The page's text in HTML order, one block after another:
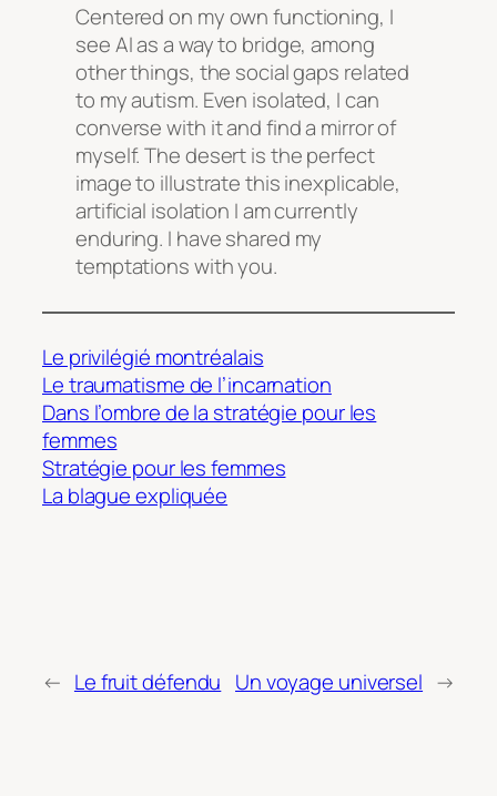
Centered on my own functioning, I
see AI as a way to bridge, among
other things, the social gaps related
to my autism. Even isolated, I can
converse with it and find a mirror of
myself. The desert is the perfect
image to illustrate this inexplicable,
artificial isolation I am currently
enduring. I have shared my
temptations with you.
Le privilégié montréalais
Le traumatisme de l’incarnation
Dans l’ombre de la stratégie pour les
femmes
Stratégie pour les femmes
La blague expliquée
← Le fruit défendu Un voyage universel →